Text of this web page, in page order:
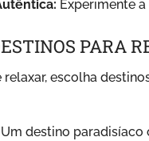
Experimente
PARA
escolha
Um destino paradisíaco